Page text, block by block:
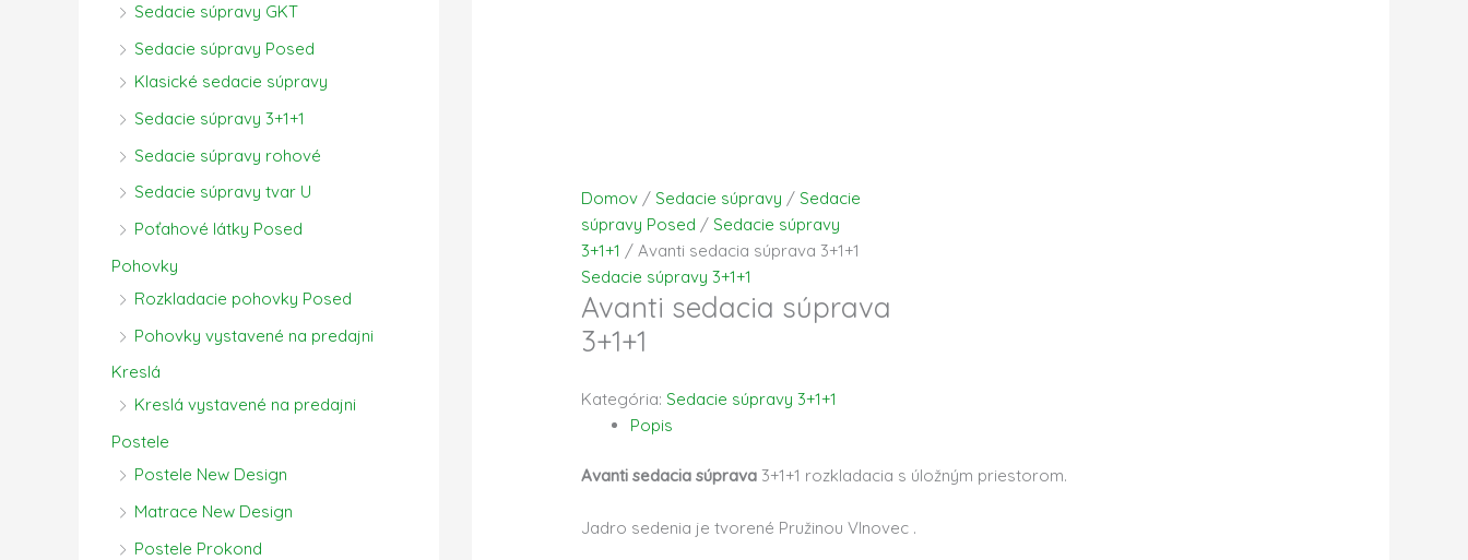
Sedacie súpravy GKT
Sedacie súpravy Posed
Klasické sedacie súpravy
Sedacie súpravy 3+1+1
Sedacie súpravy rohové
Sedacie súpravy tvar U
Poťahové látky Posed
Pohovky
Rozkladacie pohovky Posed
Pohovky vystavené na predajni
Kreslá
Kreslá vystavené na predajni
Postele
Postele New Design
Matrace New Design
Postele Prokond
Domov / Sedacie súpravy / Sedacie
súpravy Posed / Sedacie súpravy
3+1+1 / Avanti sedacia súprava 3+1+1
Sedacie súpravy 3+1+1
Avanti sedacia súprava
3+1+1
Kategória: Sedacie súpravy 3+1+1
Popis
Avanti sedacia súprava 3+1+1 rozkladacia s úložným priestorom.
Jadro sedenia je tvorené Pružinou Vlnovec .